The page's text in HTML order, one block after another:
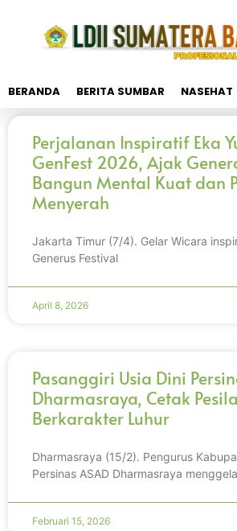
BERANDA BERITA SUMBAR NASEHAT
Perjalanan Inspiratif Eka
GenFest 2026, Ajak
Bangun Mental Kuat dan
Menyerah
Jakarta Timur (7/4). Gelar Wicara
Generus Festival
April 8, 2026
Pasanggiri Usia Dini
Dharmasraya, Cetak
Berkarakter Luhur
Dharmasraya (15/2). Pengurus
Persinas ASAD Dharmasraya
Februari 15, 2026